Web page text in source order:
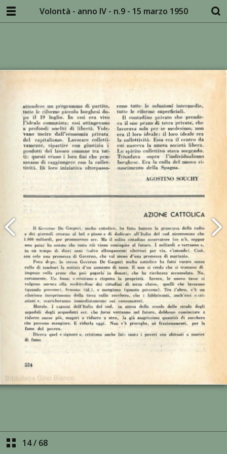
Volontà - anno IV - n.9 - 15 marzo 1950
14/ 68